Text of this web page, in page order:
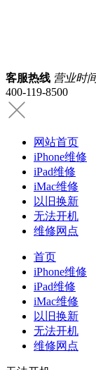
客服热线 营业时
400-119-8500
网站首页
iPhone维修
iPad维修
iMac维修
以旧换新
无法开机
维修网点
首页
iPhone维修
iPad维修
iMac维修
以旧换新
无法开机
维修网点